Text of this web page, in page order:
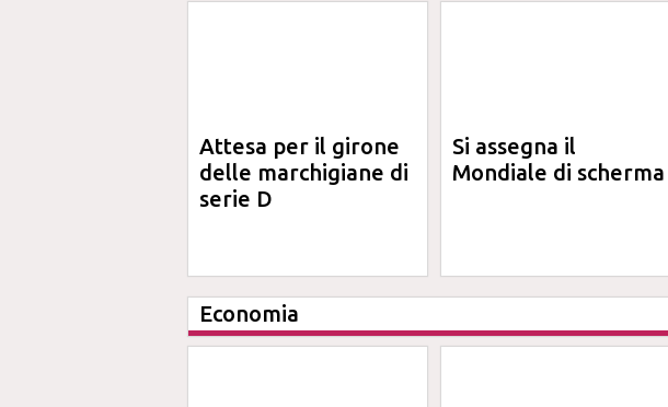
Attesa per il girone
delle marchigiane di
serie D
Si assegna il
Mondiale di scherma
Economia